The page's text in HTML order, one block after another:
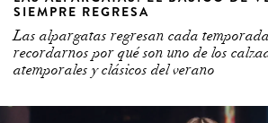
SIEMPRE REGRESA
Las alpargatas regresan cada
recordarnos por qué son uno de los
atemporales y clásicos del verano